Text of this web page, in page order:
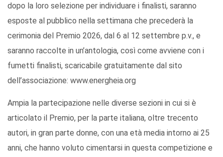
dopo la loro selezione per individuare i finalisti, saranno
esposte al pubblico nella settimana che precederà la
cerimonia del Premio 2026, dal 6 al 12 settembre p.v., e
saranno raccolte in un’antologia, così come avviene con i
fumetti finalisti, scaricabile gratuitamente dal sito
dell’associazione: www.energheia.org
Ampia la partecipazione nelle diverse sezioni in cui si è
articolato il Premio, per la parte italiana, oltre trecento
autori, in gran parte donne, con una età media intorno ai 25
anni, che hanno voluto cimentarsi in questa competizione e